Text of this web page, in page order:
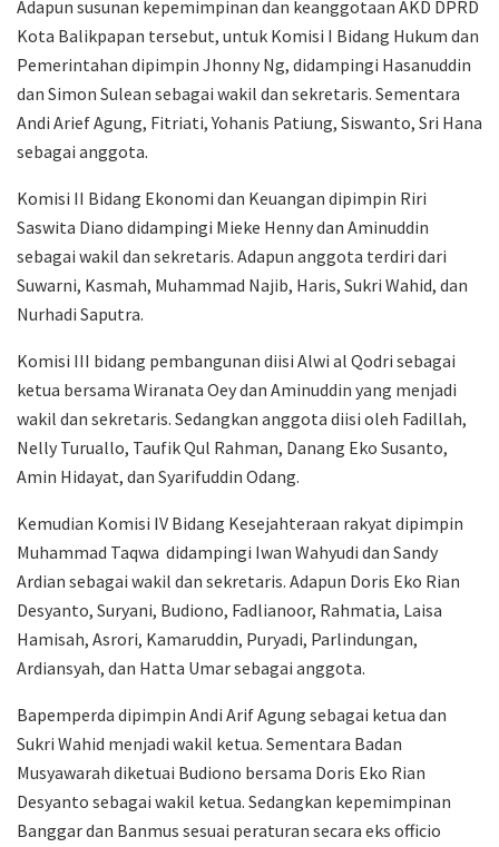
Adapun susunan kepemimpinan dan keanggotaan AKD DPRD
Kota Balikpapan tersebut, untuk Komisi I Bidang Hukum dan
Pemerintahan dipimpin Jhonny Ng, didampingi Hasanuddin
dan Simon Sulean sebagai wakil dan sekretaris. Sementara
Andi Arief Agung, Fitriati, Yohanis Patiung, Siswanto, Sri Hana
sebagai anggota.
Komisi II Bidang Ekonomi dan Keuangan dipimpin Riri
Saswita Diano didampingi Mieke Henny dan Aminuddin
sebagai wakil dan sekretaris. Adapun anggota terdiri dari
Suwarni, Kasmah, Muhammad Najib, Haris, Sukri Wahid, dan
Nurhadi Saputra.
Komisi III bidang pembangunan diisi Alwi al Qodri sebagai
ketua bersama Wiranata Oey dan Aminuddin yang menjadi
wakil dan sekretaris. Sedangkan anggota diisi oleh Fadillah,
Nelly Turuallo, Taufik Qul Rahman, Danang Eko Susanto,
Amin Hidayat, dan Syarifuddin Odang.
Kemudian Komisi IV Bidang Kesejahteraan rakyat dipimpin
Muhammad Taqwa didampingi Iwan Wahyudi dan Sandy
Ardian sebagai wakil dan sekretaris. Adapun Doris Eko Rian
Desyanto, Suryani, Budiono, Fadlianoor, Rahmatia, Laisa
Hamisah, Asrori, Kamaruddin, Puryadi, Parlindungan,
Ardiansyah, dan Hatta Umar sebagai anggota.
Bapemperda dipimpin Andi Arif Agung sebagai ketua dan
Sukri Wahid menjadi wakil ketua. Sementara Badan
Musyawarah diketuai Budiono bersama Doris Eko Rian
Desyanto sebagai wakil ketua. Sedangkan kepemimpinan
Banggar dan Banmus sesuai peraturan secara eks officio